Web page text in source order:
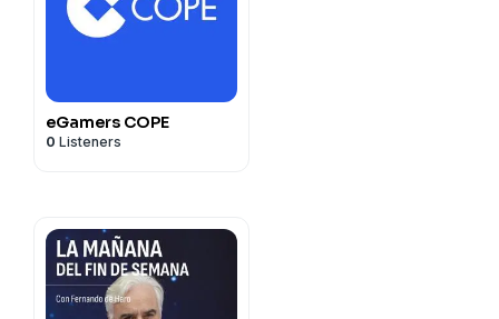
eGamers COPE
0 Listeners